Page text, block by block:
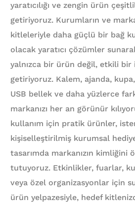
yaratıcılığı ve zengin ürün
getiriyoruz. Kurumların ve
kitleleriyle daha güçlü bir bağ
olacak yaratıcı çözümler
yalnızca bir ürün değil, etkili bir
getiriyoruz. Kalem, ajanda,
USB bellek ve daha yüzlerce
markanızı her an görünür
kullanım için pratik ürünler,
kişiselleştirilmiş kurumsal
tasarımda markanızın kimliğini
tutuyoruz. Etkinlikler, fuarlar,
veya özel organizasyonlar için
ürün yelpazesiyle, hedef